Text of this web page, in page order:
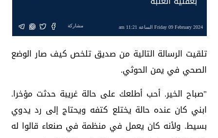
Friday 09 February 2024 الساعة 11:21 am مشاركة
تلقيت الرسالة التالية من صديق تلخص كيف صار الوضع
الصحي في يمن الحوثي.
"صباح الخير. أحب أطلعك على حالة غريبة حدثت مؤخرا.
ابني كان عنده حالة يختلع كتفه ويحتاج إلى رد يدوي
بسيط. ولأنه كان يعمل في منظمة في صنعاء قالوا له